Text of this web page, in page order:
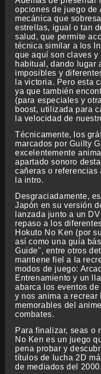
opciones de juego de
mecánica que
estrellas, igual o tan
salud, que permite
técnica similar a los
que aquí son claves y
habitual, dando lugar
imposibles y
la victoria. Pero esta
ya que también
(para especiales y
boost, utilizada para
la velocidad de
Técnicamente, los
marcados por Guilty
excelentemente
apartado sonoro
cañeras o referencias
la intro.
Desgraciadamente,
Japón en su versión
lanzada junto a un
repaso a los
Hokuto No Ken (por
así como una guía
Guide", entre otros
mantiene fiel a la
modos de juego:
Entrenamiento y un
abarca los eventos
y nos anima a recrear
memorables del
combates.
Para finalizar, seas o
No Ken es un juego
pena probar y
títulos de lucha 2D
de mediados del 2000.